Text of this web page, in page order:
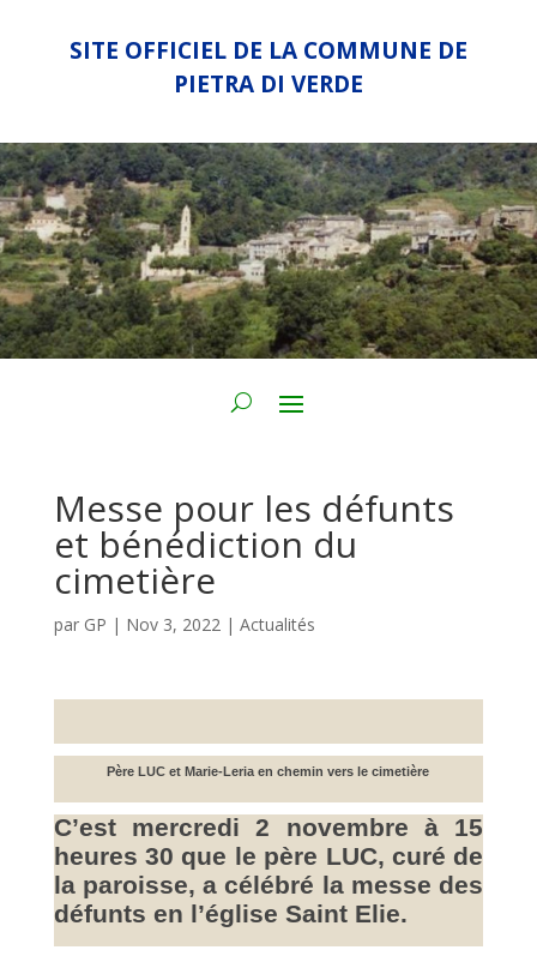
SITE OFFICIEL DE LA COMMUNE DE
PIETRA DI VERDE
Messe pour les défunts
et bénédiction du
cimetière
par GP | Nov 3, 2022| Actualités
Père LUC et Marie-Leria en chemin vers le cimetière
C’est mercredi 2 novembre à 15
heures 30 que le père LUC, curé de
la paroisse, a célébré la messe des
défunts en l’église Saint Elie.